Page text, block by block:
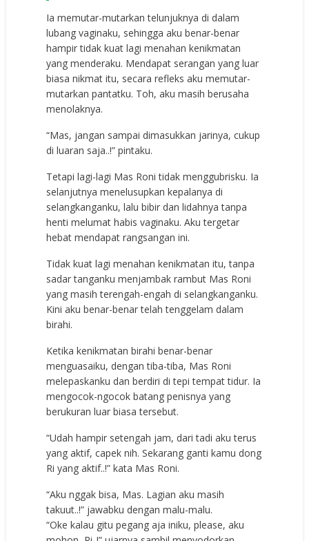
Ia memutar-mutarkan telunjuknya di dalam
lubang vaginaku, sehingga aku benar-benar
hampir tidak kuat lagi menahan kenikmatan
yang menderaku. Mendapat serangan yang luar
biasa nikmat itu, secara refleks aku memutar-
mutarkan pantatku. Toh, aku masih berusaha
menolaknya.
“Mas, jangan sampai dimasukkan jarinya, cukup
di luaran saja..!” pintaku.
Tetapi lagi-lagi Mas Roni tidak menggubrisku. Ia
selanjutnya menelusupkan kepalanya di
selangkanganku, lalu bibir dan lidahnya tanpa
henti melumat habis vaginaku. Aku tergetar
hebat mendapat rangsangan ini.
Tidak kuat lagi menahan kenikmatan itu, tanpa
sadar tanganku menjambak rambut Mas Roni
yang masih terengah-engah di selangkanganku.
Kini aku benar-benar telah tenggelam dalam
birahi.
Ketika kenikmatan birahi benar-benar
menguasaiku, dengan tiba-tiba, Mas Roni
melepaskanku dan berdiri di tepi tempat tidur. Ia
mengocok-ngocok batang penisnya yang
berukuran luar biasa tersebut.
“Udah hampir setengah jam, dari tadi aku terus
yang aktif, capek nih. Sekarang ganti kamu dong
Ri yang aktif..!” kata Mas Roni.
“Aku nggak bisa, Mas. Lagian aku masih
takuut..!” jawabku dengan malu-malu.
“Oke kalau gitu pegang aja iniku, please, aku